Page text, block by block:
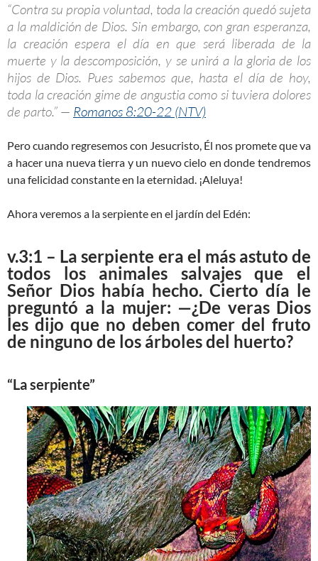
“Contra su propia voluntad, toda la creación quedó sujeta
a la maldición de Dios. Sin embargo, con gran esperanza,
la creación espera el día en que será liberada de la
muerte y la descomposición, y se unirá a la gloria de los
hijos de Dios. Pues sabemos que, hasta el día de hoy,
toda la creación gime de angustia como si tuviera dolores
de parto.” — Romanos 8:20-22 (NTV)
Pero cuando regresemos con Jesucristo, Él nos promete que va
a hacer una nueva tierra y un nuevo cielo en donde tendremos
una felicidad constante en la eternidad. ¡Aleluya!
Ahora veremos a la serpiente en el jardín del Edén:
v.3:1 – La serpiente era el más astuto de
todos los animales salvajes que el
Señor Dios había hecho. Cierto día le
preguntó a la mujer: —¿De veras Dios
les dijo que no deben comer del fruto
de ninguno de los árboles del huerto?
“La serpiente”